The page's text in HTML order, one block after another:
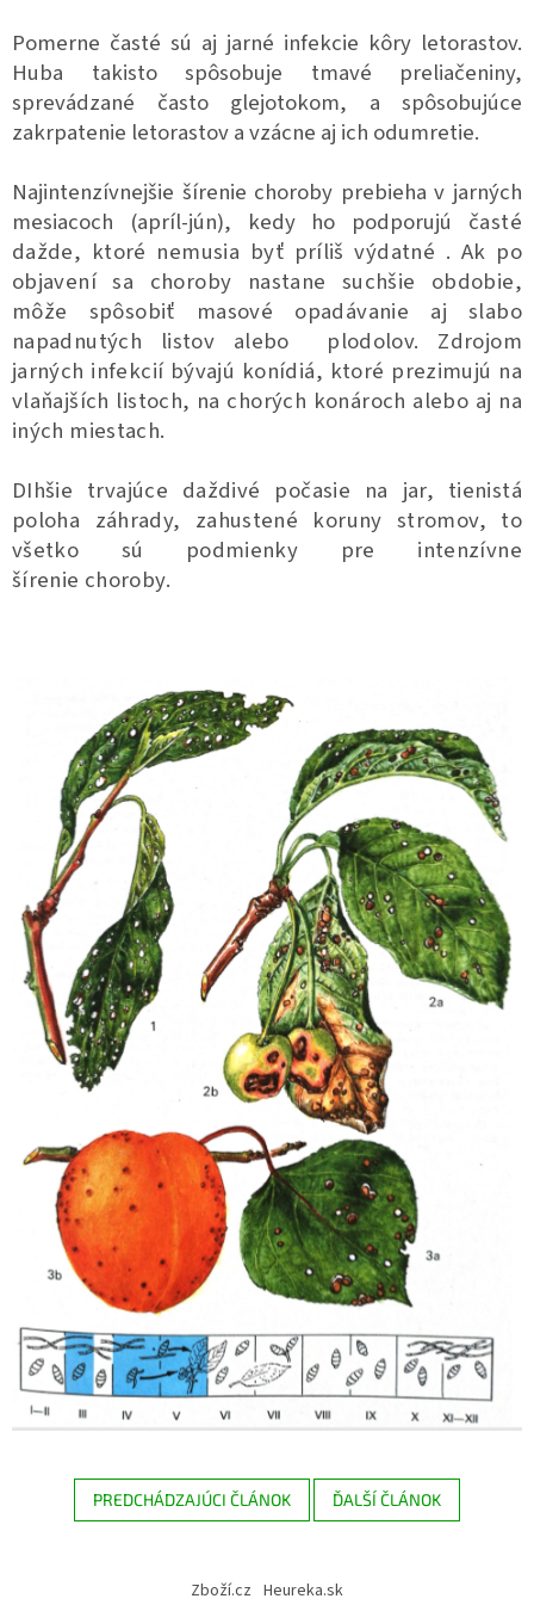
Pomerne časté sú aj jarné infekcie kôry letorastov.
Huba takisto spôsobuje tmavé preliačeniny,
sprevádzané často glejotokom, a spôsobujúce
zakrpatenie letorastov a vzácne aj ich odumretie.
Najintenzívnejšie šírenie choroby prebieha v jarných
mesiacoch (apríl-jún), kedy ho podporujú časté
dažde, ktoré nemusia byť príliš výdatné . Ak po
objavení sa choroby nastane suchšie obdobie,
môže spôsobiť masové opadávanie aj slabo
napadnutých listov alebo plodolov. Zdrojom
jarných infekcií bývajú konídiá, ktoré prezimujú na
vlaňajších listoch, na chorých konároch alebo aj na
iných miestach.
DIhšie trvajúce daždivé počasie na jar, tienistá
poloha záhrady, zahustené koruny stromov, to
všetko sú podmienky pre intenzívne
šírenie choroby.
PREDCHÁDZAJÚCI ČLÁNOK ĎALŠÍ ČLÁNOK
Zboží.cz Heureka.sk